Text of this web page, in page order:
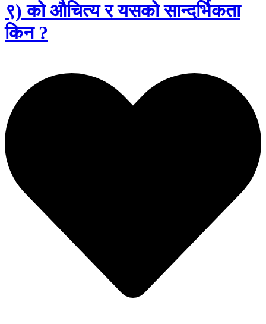
९) को औचित्य र यसको सान्दर्भिकता
किन ?